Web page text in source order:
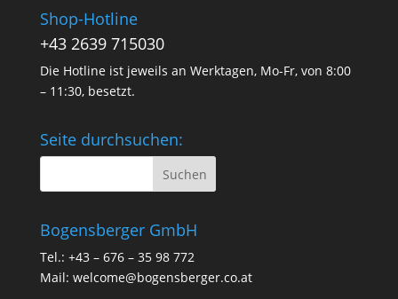
Shop-Hotline
+43 2639 715030
Die Hotline ist jeweils an Werktagen, Mo-Fr, von 8:00
– 11:30, besetzt.
Seite durchsuchen:
Bogensberger GmbH
Tel.: +43 – 676 – 35 98 772
Mail: welcome@bogensberger.co.at